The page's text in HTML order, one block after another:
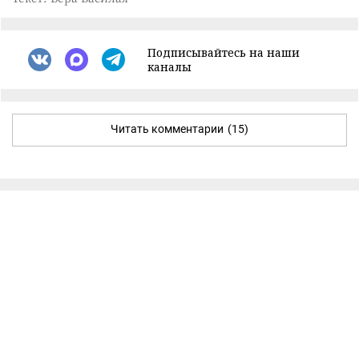
Подписывайтесь на наши
каналы
Читать комментарии (15)